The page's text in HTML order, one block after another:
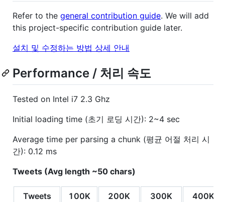
Refer to the general contribution guide. We will add
this project-specific contribution guide later.
설치 및 수정하는 방법 상세 안내
Performance / 처리 속도
Tested on Intel i7 2.3 Ghz
Initial loading time (초기 로딩 시간): 2~4 sec
Average time per parsing a chunk (평균 어절 처리 시
간): 0.12 ms
Tweets (Avg length ~50 chars)
Tweets 100K 200K 300K
400K